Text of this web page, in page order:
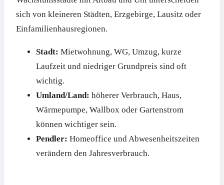
sich von kleineren Städten, Erzgebirge, Lausitz oder
Einfamilienhausregionen.
Stadt: Mietwohnung, WG, Umzug, kurze
Laufzeit und niedriger Grundpreis sind oft
wichtig.
Umland/Land: höherer Verbrauch, Haus,
Wärmepumpe, Wallbox oder Gartenstrom
können wichtiger sein.
Pendler: Homeoffice und Abwesenheitszeiten
verändern den Jahresverbrauch.